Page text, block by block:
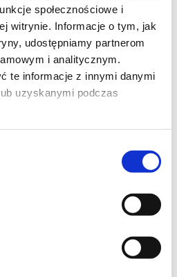
społecznościowe i
witrynie. Informacje o tym, jak
udostępniamy partnerom
i analitycznym.
te informacje z innymi danymi
uzyskanymi podczas